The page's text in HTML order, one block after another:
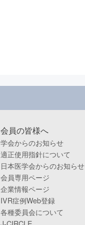
会員の皆様へ
学会からのお知らせ
適正使用指針について
日本医学会からのお知らせ
会員専用ページ
企業情報ページ
IVR症例Web登録
各種委員会について